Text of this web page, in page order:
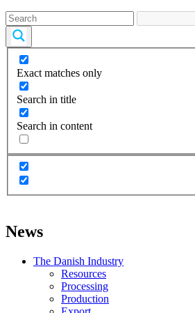
Exact matches only
Search in title
Search in content
News
The Danish Industry
Resources
Processing
Production